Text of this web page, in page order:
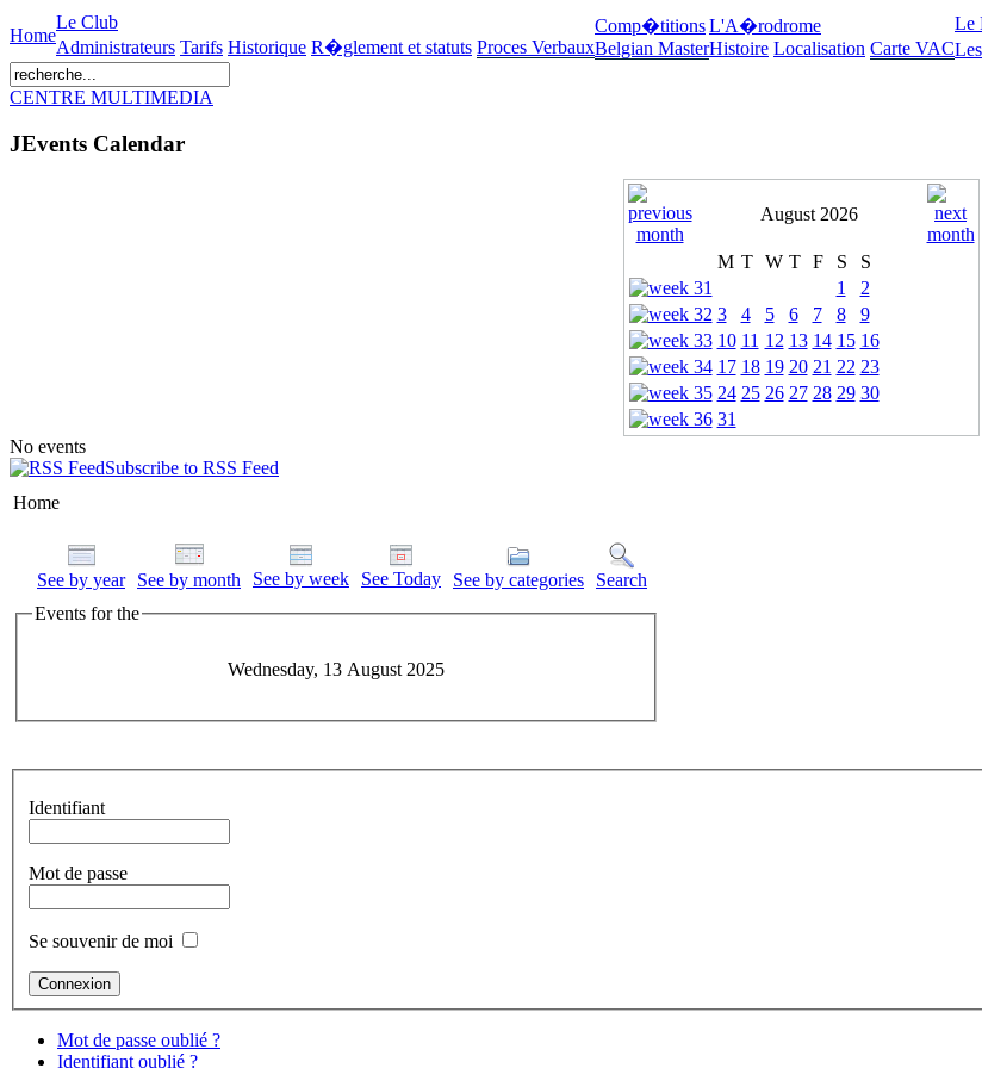
Home
Le Club
Administrateurs Tarifs Historique R�glement et statuts Proces Verbaux
Comp�titions
Belgian Master
L'A�rodrome
Histoire Localisation Carte VAC
Le
CENTRE MULTIMEDIA
JEvents Calendar
August 2026
M T W T F S
S
1
2
3
4 5 6 7 8
9
10 11 12 13 14 15 16
17 18 19 20 21 22 23
24 25 26 27 28 29 30
31
No events
Subscribe to RSS Feed
Home
See by year See by month See by week See Today See by categories
Search
Events for the
Wednesday, 13 August 2025
Identifiant
Mot de passe
Se souvenir de moi
Mot de passe oublié ?
Identifiant oublié ?